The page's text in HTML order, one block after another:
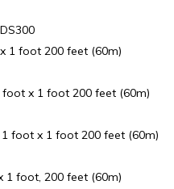
1 foot 200 feet (60m)
x 1 foot 200 feet (60m)
foot x 1 foot 200 feet (60m)
1 foot, 200 feet (60m)